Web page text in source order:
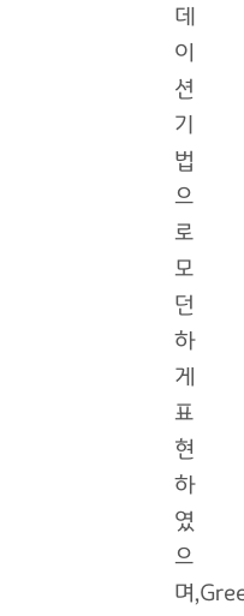
데
이
션
기
법
으
로
모
던
하
게
표
현
하
였
으
며